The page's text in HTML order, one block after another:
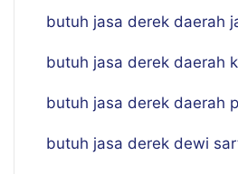
butuh jasa derek daerah
butuh jasa derek daerah
butuh jasa derek daerah
butuh jasa derek dewi